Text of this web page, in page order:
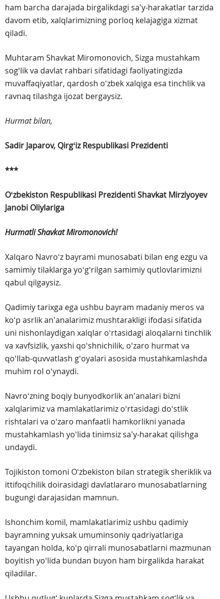
ham barcha darajada birgalikdagi saʼy-harakatlar tarzida
davom etib, xalqlarimizning porloq kelajagiga xizmat
qiladi.
Muhtaram Shavkat Miromonovich, Sizga mustahkam
sogʻlik va davlat rahbari sifatidagi faoliyatingizda
muvaffaqiyatlar, qardosh oʻzbek xalqiga esa tinchlik va
ravnaq tilashga ijozat bergaysiz.
Hurmat bilan,
Sadir Japarov, Qirgʻiz Respublikasi Prezidenti
***
Oʻzbekiston Respublikasi PrezidentiShavkat Mirziyoyev
Janobi Oliylariga
Hurmatli Shavkat Miromonovich!
Xalqaro Navroʻz bayrami munosabati bilan eng ezgu va
samimiy tilaklarga yoʻgʻrilgan samimiy qutlovlarimizni
qabul qilgaysiz.
Qadimiy tarixga ega ushbu bayram madaniy meros va
koʻp asrlik anʼanalarimiz mushtarakligi ifodasi sifatida
uni nishonlaydigan xalqlar oʻrtasidagi aloqalarni tinchlik
va xavfsizlik, yaxshi qoʻshnichilik, oʻzaro hurmat va
qoʻllab-quvvatlash gʻoyalari asosida mustahkamlashda
muhim rol oʻynaydi.
Navroʻzning boqiy bunyodkorlik anʼanalari bizni
xalqlarimiz va mamlakatlarimiz oʻrtasidagi doʻstlik
rishtalari va oʻzaro manfaatli hamkorlikni yanada
mustahkamlash yoʻlida tinimsiz saʼy-harakat qilishga
undaydi.
Tojikiston tomoni Oʻzbekiston bilan strategik sheriklik va
ittifoqchilik doirasidagi davlatlararo munosabatlarning
bugungi darajasidan mamnun.
Ishonchim komil, mamlakatlarimiz ushbu qadimiy
bayramning yuksak umuminsoniy qadriyatlariga
tayangan holda, koʻp qirrali munosabatlarni mazmunan
boyitish yoʻlida bundan buyon ham birgalikda harakat
qiladilar.